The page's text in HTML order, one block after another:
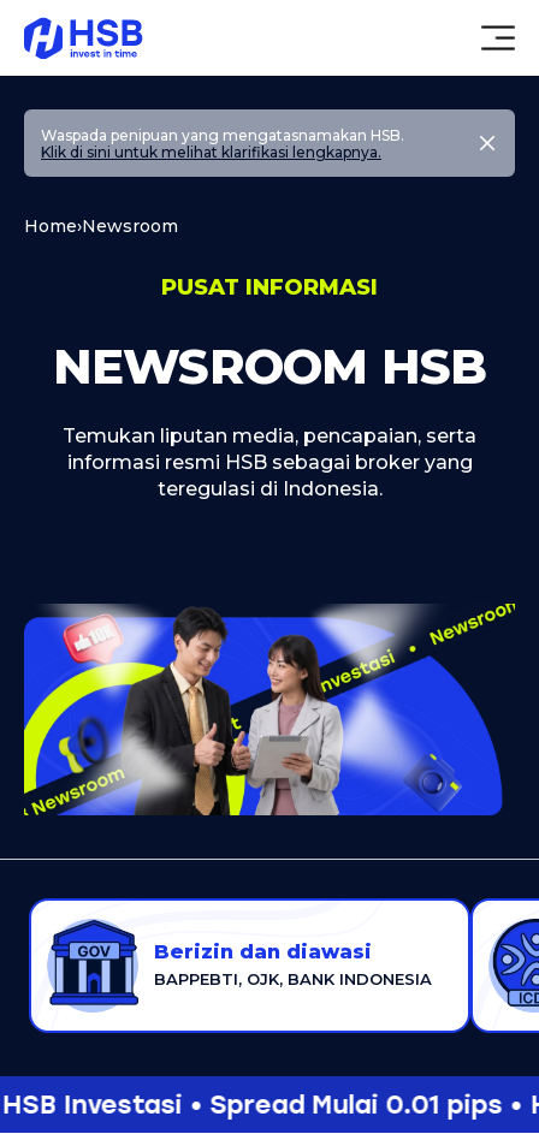
Waspada penipuan yang mengatasnamakan HSB.
Klik di sini untuk melihat klarifikasi lengkapnya.
Home›Newsroom
PUSAT INFORMASI
NEWSROOM HSB
Temukan liputan media, pencapaian, serta
informasi resmi HSB sebagai broker yang
teregulasi di Indonesia.
Berizin dan diawasi
BAPPEBTI, OJK, BANK INDONESIA
Investasi • Spread Mulai 0.01 pips •